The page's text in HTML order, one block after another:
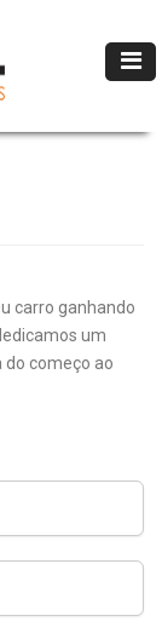
carro ganhando
um
do começo ao